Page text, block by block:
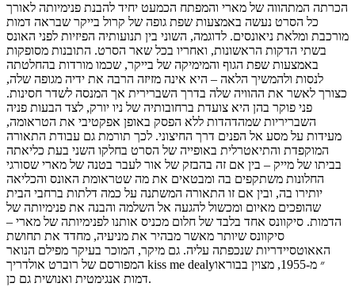
הכרתה המתהווה של מארי והמפתח הכמעט יחיד להבנת פנימיותה לאורך
כל הסרט נעשה באמצעות שפת גופה של קרול בייקר שבראה דמות
מורכבת ומלאת ניאונסים. לדוגמה, השוני בין תנועותיה הפיזיות לפני האונס
בשתי הדקות הראשונות, ואחריו בכל שאר הסרט. התובנות מסופקות
באמצעות שפת הגוף והמימיקה של בייקר, שכמו מורדות בהחלטתה
לנסות ולהמשיך הלאה – היא אינה מזיזה הרבה את ידיה מגופה שלה,
כצורך לאשר את ההוויה שלה בדרך השברירית אך המנסה לשדר חסינות.
פני פוקר בהן היא צועדת ברחובותיה של ניו יורק, לצד הבעות פניה
השבריריות שמהדהדות ללא הפסק באופן אפקטיבי את הטראומה,
מעידות על מסע אל הפנים דרך החיצוני. לכך תורמת גם עבודת התאורה
המוקפדת והתיאטרלית באופייה של הסרט בחלקו השני בעת כליאתה
בביתו של מייק – בין אם זה בהבזק של אור לעבר בטנה של מארי שסורגי
החלונות משתקפים בה ומבטאים את מה שטראומת האונס והכליאה
יותירו בה, ובין אם זו התאורה המשתנה על כמה דלתות ברחבי הבית
שהופכים מאיום ומכשול להגעה אל השלמה והבנה את פנימיותה של
הדמות. סיקוונס אחד בלבד של חלום מכניס אותנו לפנימיותה של מארי –
סיקוונס שיותר מאשר מבהיר את מניעיה, מחדד את תחושת
האאוטסיידריות שנכפתה עליה. גם מיקר, המוכר בעיקר מפילם הנואר
המפורסם של רוברט אולדריך kiss me dealy״ מ-1955, מצוין בבוראו
דמות אנגימטית ואנושית גם כן.